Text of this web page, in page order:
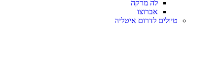
לה מרקה
אברוצו
טיולים לדרום איטליה